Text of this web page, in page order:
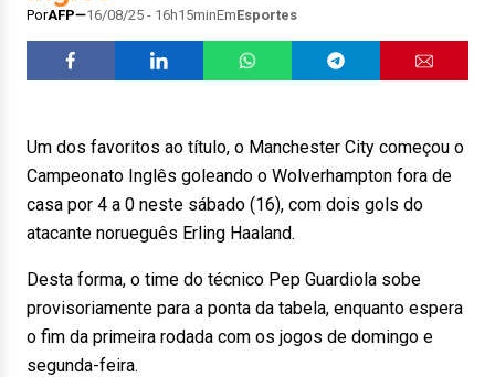
PorAFP 16/08/25 - 16h15minEmEsportes
Um dos favoritos ao título, o Manchester City começou o
Campeonato Inglês goleando o Wolverhampton fora de
casa por 4 a 0 neste sábado (16), com dois gols do
atacante norueguês Erling Haaland.
Desta forma, o time do técnico Pep Guardiola sobe
provisoriamente para a ponta da tabela, enquanto espera
o fim da primeira rodada com os jogos de domingo e
segunda-feira.